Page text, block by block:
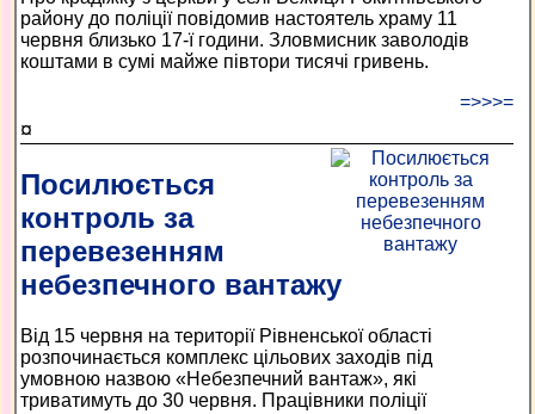
району до поліції повідомив настоятель храму 11
червня близько 17-ї години. Зловмисник заволодів
коштами в сумі майже півтори тисячі гривень.
=>>>=
¤
Посилюється
контроль за
перевезенням
небезпечного вантажу
Від 15 червня на території Рівненської області
розпочинається комплекс цільових заходів під
умовною назвою «Небезпечний вантаж», які
триватимуть до 30 червня. Працівники поліції